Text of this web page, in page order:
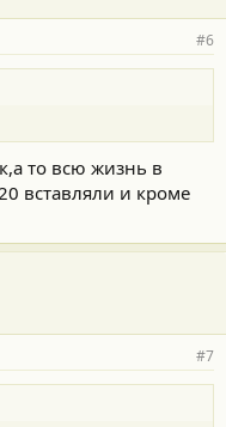
#6
то всю жизнь в
вставляли и кроме
#7